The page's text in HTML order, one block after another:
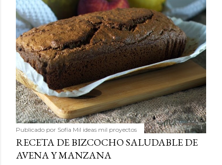
Publicado por Sofía Mil ideas mil proyectos
RECETA DE BIZCOCHO SALUDABLE DE
AVENA Y MANZANA